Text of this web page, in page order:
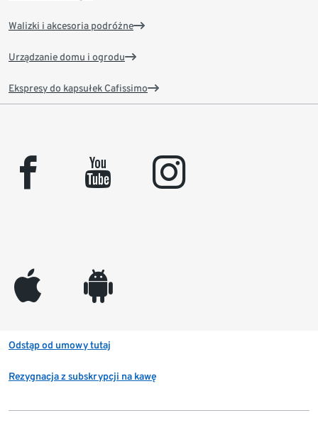
Walizki i akcesoria podróżne
Urządzanie domu i ogrodu
Ekspresy do kapsułek Cafissimo
facebook youtube instagram
appleinc android
Odstąp od umowy tutaj
Rezygnacja z subskrypcji na kawę